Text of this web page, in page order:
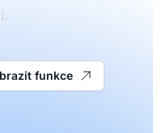
funkce